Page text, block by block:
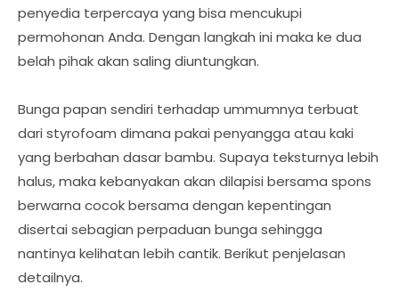
penyedia terpercaya yang bisa mencukupi
permohonan Anda. Dengan langkah ini maka ke dua
belah pihak akan saling diuntungkan.
Bunga papan sendiri terhadap ummumnya terbuat
dari styrofoam dimana pakai penyangga atau kaki
yang berbahan dasar bambu. Supaya teksturnya lebih
halus, maka kebanyakan akan dilapisi bersama spons
berwarna cocok bersama dengan kepentingan
disertai sebagian perpaduan bunga sehingga
nantinya kelihatan lebih cantik. Berikut penjelasan
detailnya.